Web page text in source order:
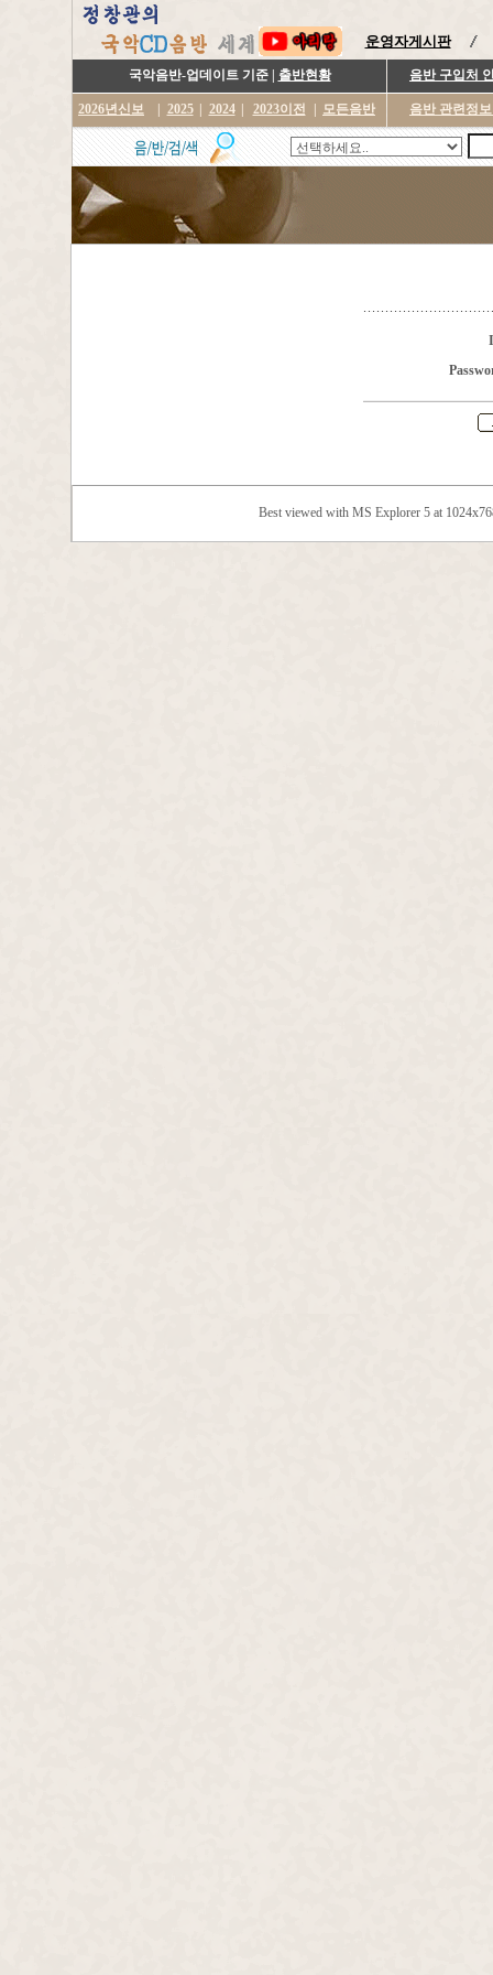
운영자게시판
국악음반-업데이트 기준 | 출반현황 음반 구입처
2026년신보 2025 2024 2023이전 모든음반 음반 관련정
Best viewed with MS Explorer 5 at